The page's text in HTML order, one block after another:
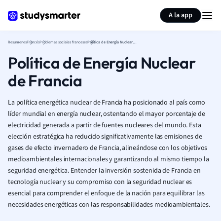
A la app
ResumenesFrancésProblemas sociales franceses Política de Energía Nuclear de Francia
Política de Energía Nuclear
de Francia
La política energética nuclear de Francia ha posicionado al país como
líder mundial en energía nuclear, ostentando el mayor porcentaje de
electricidad generada a partir de fuentes nucleares del mundo. Esta
elección estratégica ha reducido significativamente las emisiones de
gases de efecto invernadero de Francia, alineándose con los objetivos
medioambientales internacionales y garantizando al mismo tiempo la
seguridad energética. Entender la inversión sostenida de Francia en
tecnología nuclear y su compromiso con la seguridad nuclear es
esencial para comprender el enfoque de la nación para equilibrar las
necesidades energéticas con las responsabilidades medioambientales.
Resumir página